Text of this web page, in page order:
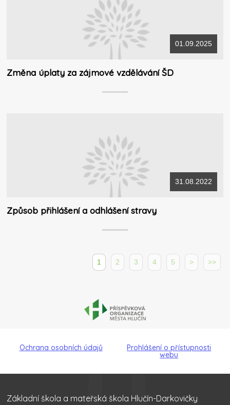
01.09.2025
Změna úplaty za zájmové vzdělávání ŠD
31.08.2022
Způsob přihlášení a odhlášení stravy
1 2 3 4 5 > >>
Ochrana osobních údajů Prohlášení o přístupnosti
webu
Základní škola a mateřská škola Hlučín-Darkovičky